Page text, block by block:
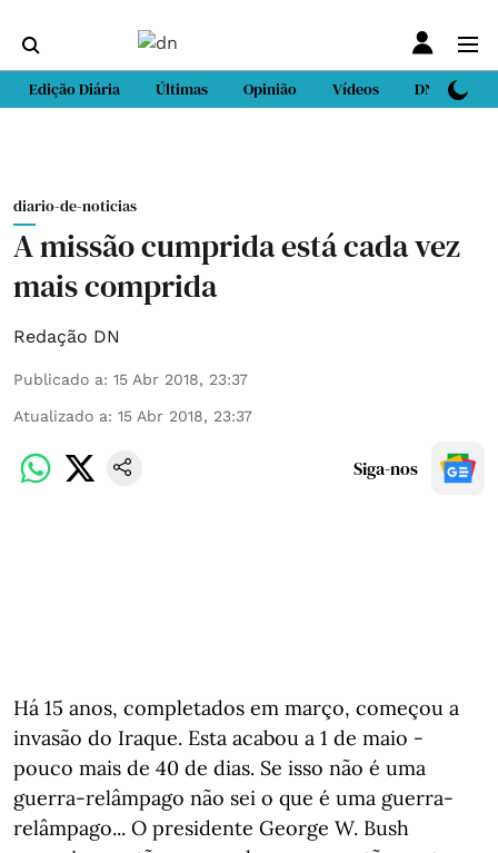
Edição Diária Últimas Opinião Vídeos DN Sport
diario-de-noticias
A missão cumprida está cada vez
mais comprida
Redação DN
Publicado a: 15 Abr 2018, 23:37
Atualizado a: 15 Abr 2018, 23:37
Siga-nos
Há 15 anos, completados em março, começou a
invasão do Iraque. Esta acabou a 1 de maio -
pouco mais de 40 de dias. Se isso não é uma
guerra-relâmpago não sei o que é uma guerra-
relâmpago... O presidente George W. Bush